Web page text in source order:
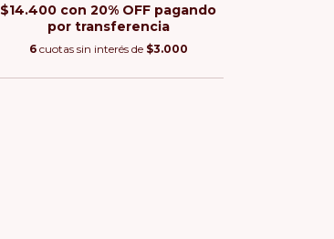
$14.400 con 20% OFF pagando
por transferencia
6 cuotas sin interés de $3.000